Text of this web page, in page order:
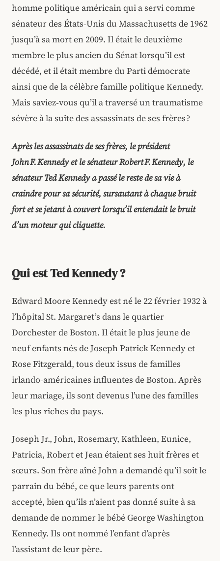
homme politique américain qui a servi comme
sénateur des États‑Unis du Massachusetts de 1962
jusqu’à sa mort en 2009. Il était le deuxième
membre le plus ancien du Sénat lorsqu’il est
décédé, et il était membre du Parti démocrate
ainsi que de la célèbre famille politique Kennedy.
Mais saviez‑vous qu’il a traversé un traumatisme
sévère à la suite des assassinats de ses frères ?
Après les assassinats de ses frères, le président
John F. Kennedy et le sénateur Robert F. Kennedy, le
sénateur Ted Kennedy a passé le reste de sa vie à
craindre pour sa sécurité, sursautant à chaque bruit
fort et se jetant à couvert lorsqu’il entendait le bruit
d’un moteur qui cliquette.
Qui est Ted Kennedy ?
Edward Moore Kennedy est né le 22 février 1932 à
l’hôpital St. Margaret’s dans le quartier
Dorchester de Boston. Il était le plus jeune de
neuf enfants nés de Joseph Patrick Kennedy et
Rose Fitzgerald, tous deux issus de familles
irlando‑américaines influentes de Boston. Après
leur mariage, ils sont devenus l’une des familles
les plus riches du pays.
Joseph Jr., John, Rosemary, Kathleen, Eunice,
Patricia, Robert et Jean étaient ses huit frères et
sœurs. Son frère aîné John a demandé qu’il soit le
parrain du bébé, ce que leurs parents ont
accepté, bien qu’ils n’aient pas donné suite à sa
demande de nommer le bébé George Washington
Kennedy. Ils ont nommé l’enfant d’après
l’assistant de leur père.